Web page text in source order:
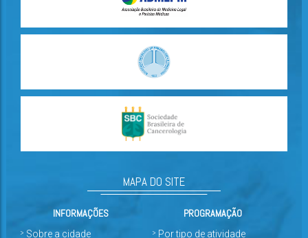
MAPA DO SITE
INFORMAÇÕES
Sobre a cidade
PROGRAMAÇÃO
Por tipo de atividade